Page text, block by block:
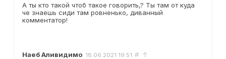
А ты кто такой чтоб такое говорить,? Ты там от куда
че знаешь сиди там ровненько, диванный
комментатор!
Наеб Аливидимо 18.06.2021 19:51 # ↑